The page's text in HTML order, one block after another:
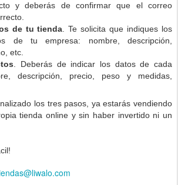
y deberás de confirmar que el correo
de tu tienda . Te solicita que indiques los
de tu empresa: nombre, descripción,
etc.
. Deberás de indicar los datos de cada
descripción, precio, peso y medidas,
los tres pasos, ya estarás vendiendo
tienda online y sin haber invertido ni un